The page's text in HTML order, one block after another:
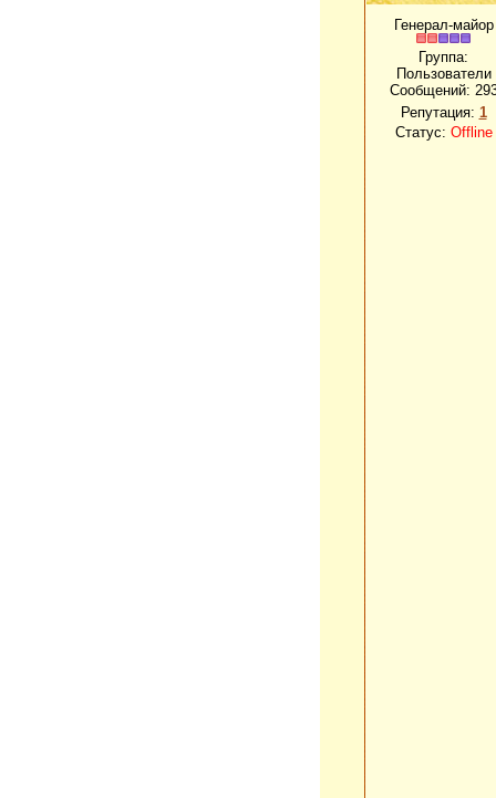
Генерал-майор
Группа:
Пользователи
Сообщений:
Репутация: 1
Статус: Offline